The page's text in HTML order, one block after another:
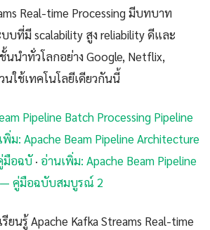
Real-time Processing มีบทบาท
บที่มี scalability สูง reliability ดีและ
นนำทั่วโลกอย่าง Google, Netflix,
นใช้เทคโนโลยีเดียวกันนี้
Pipeline Batch Processing Pipeline
พิ่ม: Apache Beam Pipeline Architecture
มือฉบั· อ่านเพิ่ม: Apache Beam Pipeline
— คู่มือฉบับสมบูรณ์ 2
นรู้ Apache Kafka Streams Real-time